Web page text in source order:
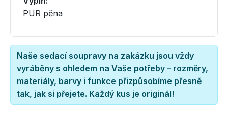
PUR pěna
Naše sedací soupravy na zakázku jsou vždy
vyráběny s ohledem na Vaše potřeby – rozměry,
materiály, barvy i funkce přizpůsobíme přesně
tak, jak si přejete. Každý kus je originál!